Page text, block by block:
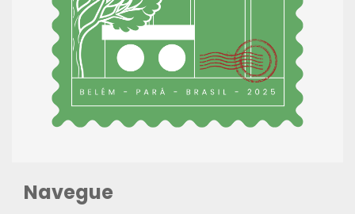
Navegue